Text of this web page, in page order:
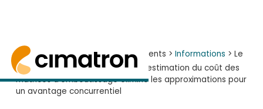
Accueil> Informations et Evènements > Informations > Le
nouveau logiciel Cimatron pour l'estimation du coût des
matrices d'emboutissage élimine les approximations pour
un avantage concurrentiel